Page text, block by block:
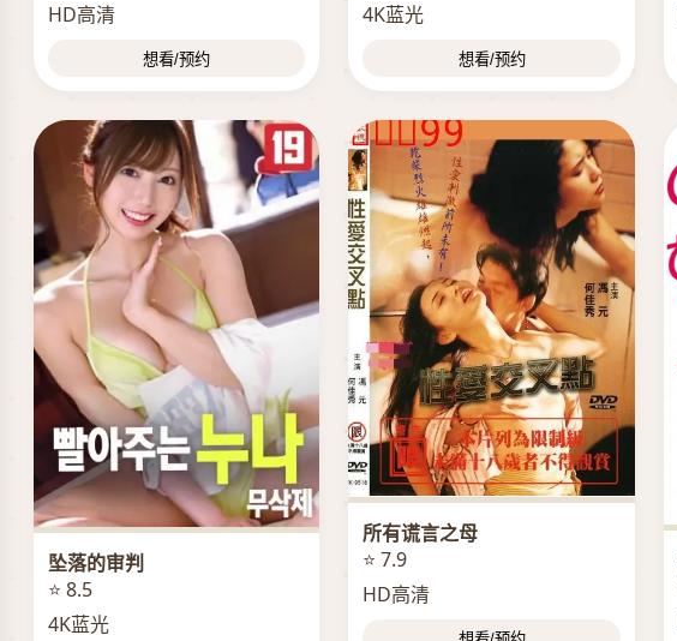
HD高清
想看/预约
4K蓝光
想看/预约
坠落的审判
⭐ 8.5
4K蓝光
所有谎言之母
⭐ 7.9
HD高清